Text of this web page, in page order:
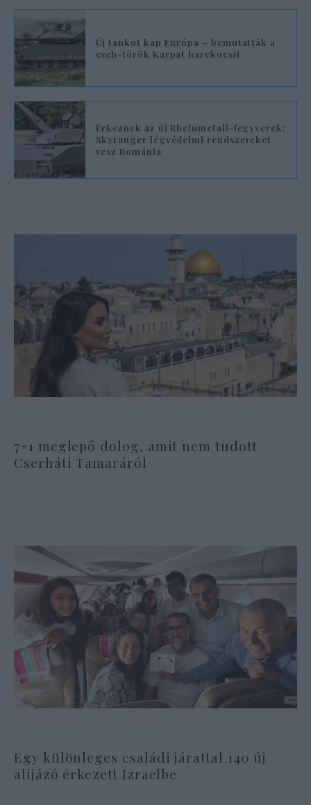
Új tankot kap Európa – bemutatták a
cseh-török Karpat harckocsit
Érkeznek az új Rheinmetall-fegyverek:
Skyranger légvédelmi rendszereket
vesz Románia
7+1 meglepő dolog, amit nem tudott
Cserháti Tamaráról
Egy különleges családi járattal 140 új
alijázó érkezett Izraelbe